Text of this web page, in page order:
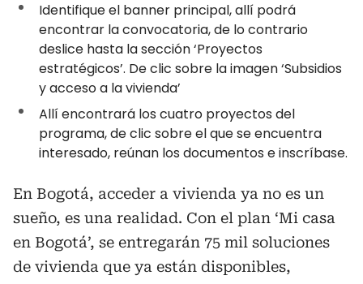
Identifique el banner principal, allí podrá
encontrar la convocatoria, de lo contrario
deslice hasta la sección ‘Proyectos
estratégicos’. De clic sobre la imagen ‘Subsidios
y acceso a la vivienda’
Allí encontrará los cuatro proyectos del
programa, de clic sobre el que se encuentra
interesado, reúnan los documentos e inscríbase.
En Bogotá, acceder a vivienda ya no es un
sueño, es una realidad. Con el plan ‘Mi casa
en Bogotá’, se entregarán 75 mil soluciones
de vivienda que ya están disponibles,